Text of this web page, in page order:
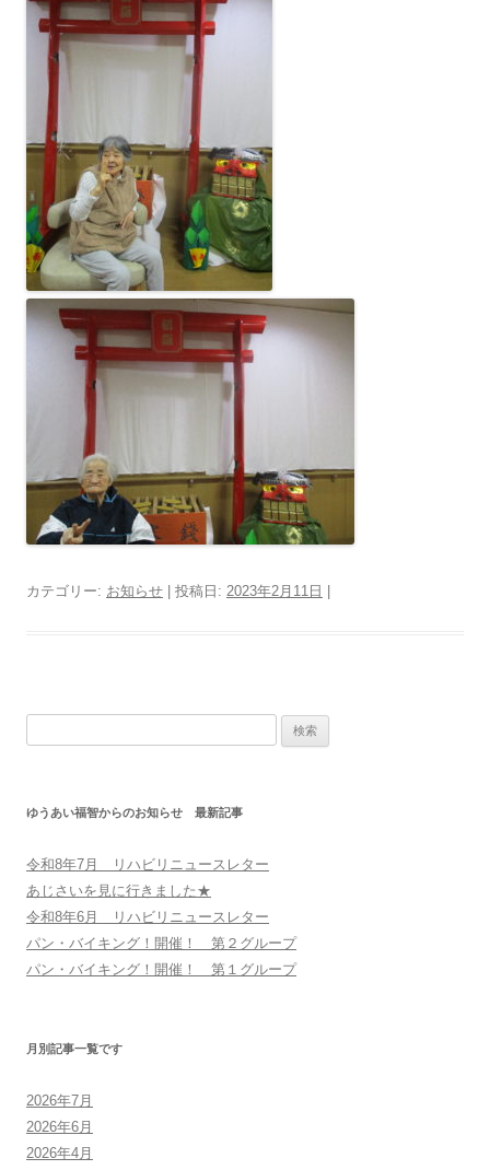
カテゴリー: お知らせ | 投稿日: 2023年2月11日
ゆうあい福智からのお知らせ 最新記事
令和8年7月 リハビリニュースレター
あじさいを見に行きました★
令和8年6月 リハビリニュースレター
パン・バイキング！開催！ 第２グループ
パン・バイキング！開催！ 第１グループ
月別記事一覧です
2026年7月
2026年6月
2026年4月